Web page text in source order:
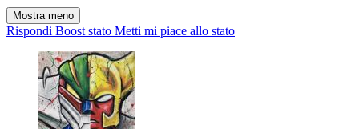
Mostra meno
Rispondi Boost stato Metti mi piace allo stato